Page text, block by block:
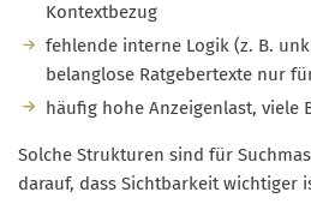
Kontextbezug
fehlende interne Logik (z. B.
belanglose Ratgebertexte nur
häufig hohe Anzeigenlast, viele
Solche Strukturen sind für
darauf, dass Sichtbarkeit wichtiger